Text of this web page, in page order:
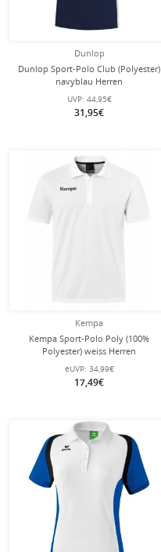
Dunlop
Dunlop Sport-Polo Club (Polyester)
navyblau Herren
UVP: 44,95€
31,95€
Kempa
Kempa Sport-Polo Poly (100%
Polyester) weiss Herren
eUVP: 34,99€
17,49€